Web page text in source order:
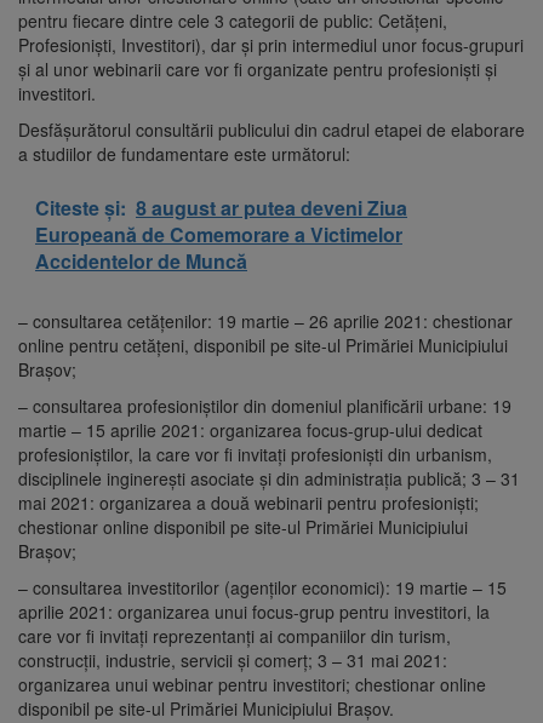
pentru fiecare dintre cele 3 categorii de public: Cetățeni,
Profesioniști, Investitori), dar și prin intermediul unor focus-grupuri
și al unor webinarii care vor fi organizate pentru profesioniști și
investitori.
Desfășurătorul consultării publicului din cadrul etapei de elaborare
a studiilor de fundamentare este următorul:
Citeste și: 8 august ar putea deveni Ziua
Europeană de Comemorare a Victimelor
Accidentelor de Muncă
– consultarea cetățenilor: 19 martie – 26 aprilie 2021: chestionar
online pentru cetățeni, disponibil pe site-ul Primăriei Municipiului
Brașov;
– consultarea profesioniștilor din domeniul planificării urbane: 19
martie – 15 aprilie 2021: organizarea focus-grup-ului dedicat
profesioniștilor, la care vor fi invitați profesioniști din urbanism,
disciplinele inginerești asociate și din administrația publică; 3 – 31
mai 2021: organizarea a două webinarii pentru profesioniști;
chestionar online disponibil pe site-ul Primăriei Municipiului
Brașov;
– consultarea investitorilor (agenților economici): 19 martie – 15
aprilie 2021: organizarea unui focus-grup pentru investitori, la
care vor fi invitați reprezentanți ai companiilor din turism,
construcții, industrie, servicii și comerț; 3 – 31 mai 2021:
organizarea unui webinar pentru investitori; chestionar online
disponibil pe site-ul Primăriei Municipiului Brașov.